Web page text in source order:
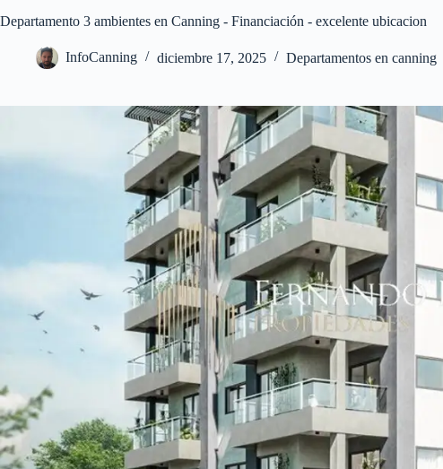
Departamento 3 ambientes en Canning - Financiación - excelente ubicacion
InfoCanning diciembre 17, 2025 Departamentos en canning